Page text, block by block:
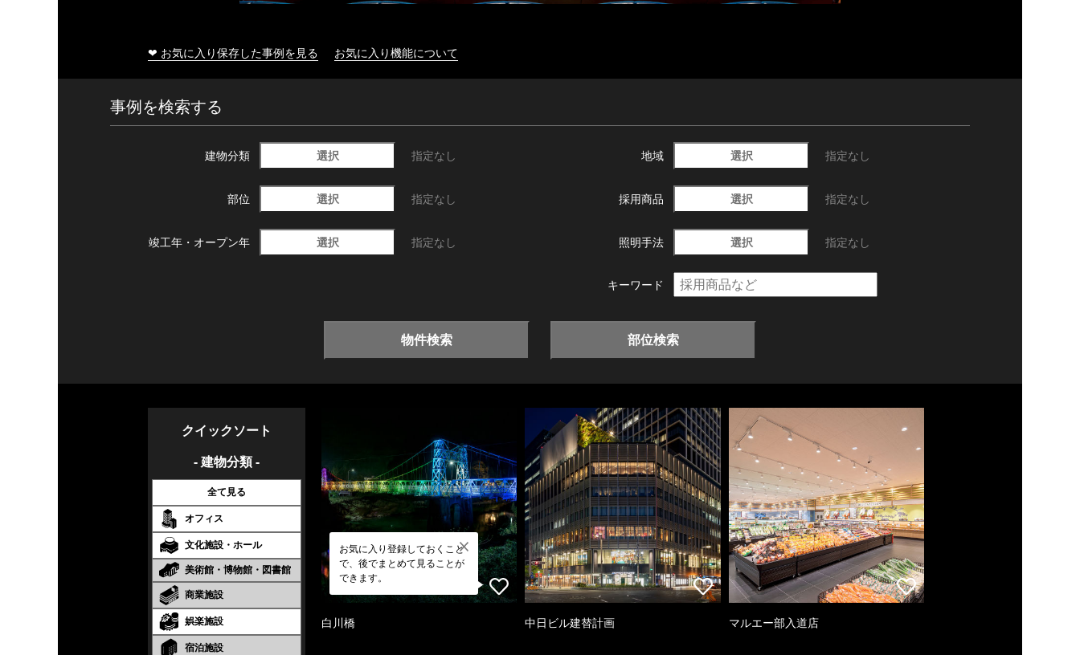
❤ お気に入り保存した事例を見る お気に入り機能について
事例を検索する
建物分類 選択 指定なし 地域 選択 指定なし
部位 選択 指定なし 採用商品 選択 指定なし
竣工年・ オープン年 選択 指定なし 照明手法 選択 指定なし
キーワード
物件検索 部位検索
クイックソート
- 建物分類 -
全て見る
オフィス
文化施設・ホール
美術館・博物館・図書館
商業施設
娯楽施設
宿泊施設
お気に入り登録しておくこと
で、後でまとめて見ることが
できます。
白川橋 中日ビル建替計画 マルエー部入道店